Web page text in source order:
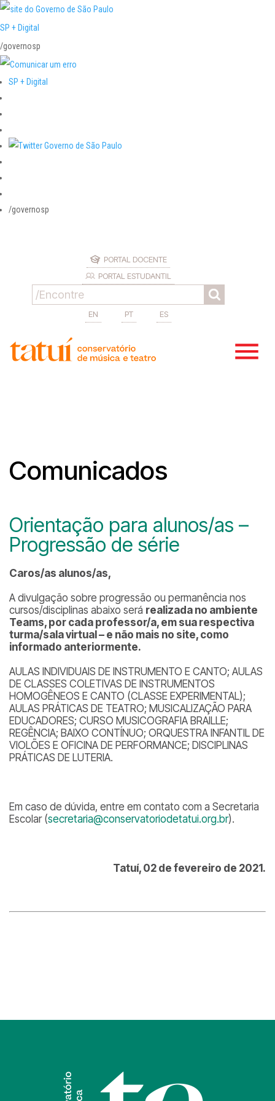
SP + Digital
/governosp
SP + Digital
/governosp
PORTAL DOCENTE
PORTAL ESTUDANTIL
EN PT ES
Comunicados
Orientação para alunos/as –
Progressão de série
Caros/as alunos/as,
A divulgação sobre progressão ou permanência nos
cursos/disciplinas abaixo será realizada no ambiente
Teams, por cada professor/a, em sua respectiva
turma/sala virtual – e não mais no site, como
informado anteriormente.
AULAS INDIVIDUAIS DE INSTRUMENTO E CANTO; AULAS
DE CLASSES COLETIVAS DE INSTRUMENTOS
HOMOGÊNEOS E CANTO (CLASSE EXPERIMENTAL);
AULAS PRÁTICAS DE TEATRO; MUSICALIZAÇÃO PARA
EDUCADORES; CURSO MUSICOGRAFIA BRAILLE;
REGÊNCIA; BAIXO CONTÍNUO; ORQUESTRA INFANTIL DE
VIOLÕES E OFICINA DE PERFORMANCE; DISCIPLINAS
PRÁTICAS DE LUTERIA.
Em caso de dúvida, entre em contato com a Secretaria
Escolar (secretaria@conservatoriodetatui.org.br).
Tatuí, 02 de fevereiro de 2021.